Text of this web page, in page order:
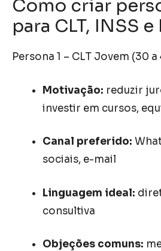
Como criar
para CLT, INSS e
Persona 1 – CLT Jovem (30
Motivação: reduzir
investir em cursos,
Canal preferido:
sociais, e-mail
Linguagem ideal:
consultiva
Objeções comuns: